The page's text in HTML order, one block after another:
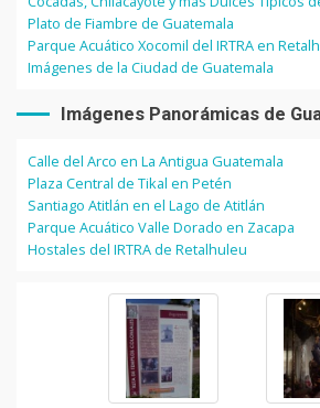
Plato de Fiambre de Guatemala
Parque Acuático Xocomil del IRTRA en
Imágenes de la Ciudad de Guatemala
Imágenes Panorámicas de
Calle del Arco en La Antigua Guatemala
Plaza Central de Tikal en Petén
Santiago Atitlán en el Lago de Atitlán
Parque Acuático Valle Dorado en Zacapa
Hostales del IRTRA de Retalhuleu